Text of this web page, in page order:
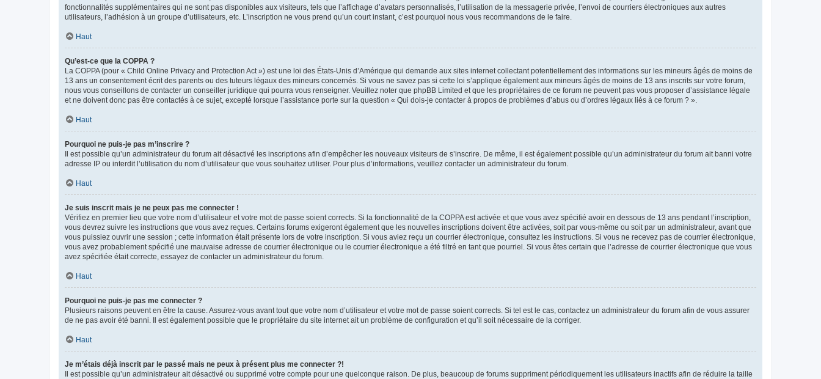
fonctionnalités supplémentaires qui ne sont pas disponibles aux visiteurs, tels que l’affichage d’avatars personnalisés, l’utilisation de la messagerie privée, l’envoi de courriers électroniques aux autres
utilisateurs, l’adhésion à un groupe d’utilisateurs, etc. L’inscription ne vous prend qu’un court instant, c’est pourquoi nous vous recommandons de le faire.
Haut
Qu’est-ce que la COPPA ?
La COPPA (pour « Child Online Privacy and Protection Act ») est une loi des États-Unis d’Amérique qui demande aux sites internet collectant potentiellement des informations sur les mineurs âgés de moins de
13 ans un consentement écrit des parents ou des tuteurs légaux des mineurs concernés. Si vous ne savez pas si cette loi s’applique également aux mineurs âgés de moins de 13 ans inscrits sur votre forum,
nous vous conseillons de contacter un conseiller juridique qui pourra vous renseigner. Veuillez noter que phpBB Limited et que les propriétaires de ce forum ne peuvent pas vous proposer d’assistance légale
et ne doivent donc pas être contactés à ce sujet, excepté lorsque l’assistance porte sur la question « Qui dois-je contacter à propos de problèmes d’abus ou d’ordres légaux liés à ce forum ? ».
Haut
Pourquoi ne puis-je pas m’inscrire ?
Il est possible qu’un administrateur du forum ait désactivé les inscriptions afin d’empêcher les nouveaux visiteurs de s’inscrire. De même, il est également possible qu’un administrateur du forum ait banni votre
adresse IP ou interdit l’utilisation du nom d’utilisateur que vous souhaitez utiliser. Pour plus d’informations, veuillez contacter un administrateur du forum.
Haut
Je suis inscrit mais je ne peux pas me connecter !
Vérifiez en premier lieu que votre nom d’utilisateur et votre mot de passe soient corrects. Si la fonctionnalité de la COPPA est activée et que vous avez spécifié avoir en dessous de 13 ans pendant l’inscription,
vous devrez suivre les instructions que vous avez reçues. Certains forums exigeront également que les nouvelles inscriptions doivent être activées, soit par vous-même ou soit par un administrateur, avant que
vous puissiez ouvrir une session ; cette information était présente lors de votre inscription. Si vous aviez reçu un courrier électronique, consultez les instructions. Si vous ne recevez pas de courrier électronique,
vous avez probablement spécifié une mauvaise adresse de courrier électronique ou le courrier électronique a été filtré en tant que pourriel. Si vous êtes certain que l’adresse de courrier électronique que vous
avez spécifiée était correcte, essayez de contacter un administrateur du forum.
Haut
Pourquoi ne puis-je pas me connecter ?
Plusieurs raisons peuvent en être la cause. Assurez-vous avant tout que votre nom d’utilisateur et votre mot de passe soient corrects. Si tel est le cas, contactez un administrateur du forum afin de vous assurer
de ne pas avoir été banni. Il est également possible que le propriétaire du site internet ait un problème de configuration et qu’il soit nécessaire de la corriger.
Haut
Je m’étais déjà inscrit par le passé mais ne peux à présent plus me connecter ?!
Il est possible qu’un administrateur ait désactivé ou supprimé votre compte pour une quelconque raison. De plus, beaucoup de forums suppriment périodiquement les utilisateurs inactifs afin de réduire la taille